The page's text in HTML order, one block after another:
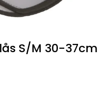
S/M 30-37cm